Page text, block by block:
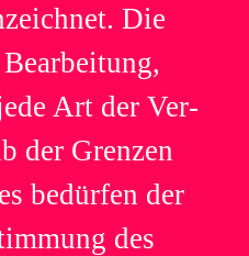
Die
Art der Ver­
der Gren­zen
bedür­fen der
des